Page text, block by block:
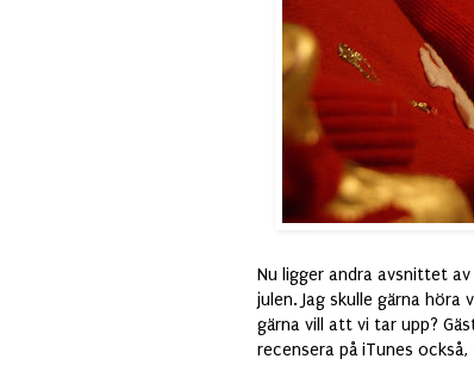
Nu ligger andra avsnittet
julen. Jag skulle gärna höra
gärna vill att vi tar upp?
recensera på iTunes också,